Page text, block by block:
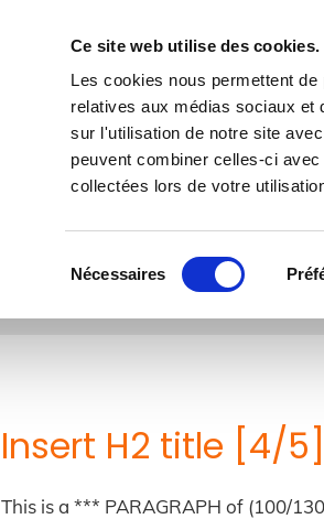
Ce site web utilise des cookies.
Les cookies nous permettent
relatives aux médias sociaux et
sur l'utilisation de notre site
peuvent combiner celles-ci
collectées lors de votre
du
Nécessaires
Insert H2 title [4/
This is a *** PARAGRAPH of (100/